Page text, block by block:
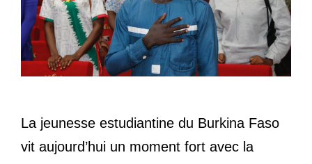
La jeunesse estudiantine du Burkina Faso
vit aujourd’hui un moment fort avec la